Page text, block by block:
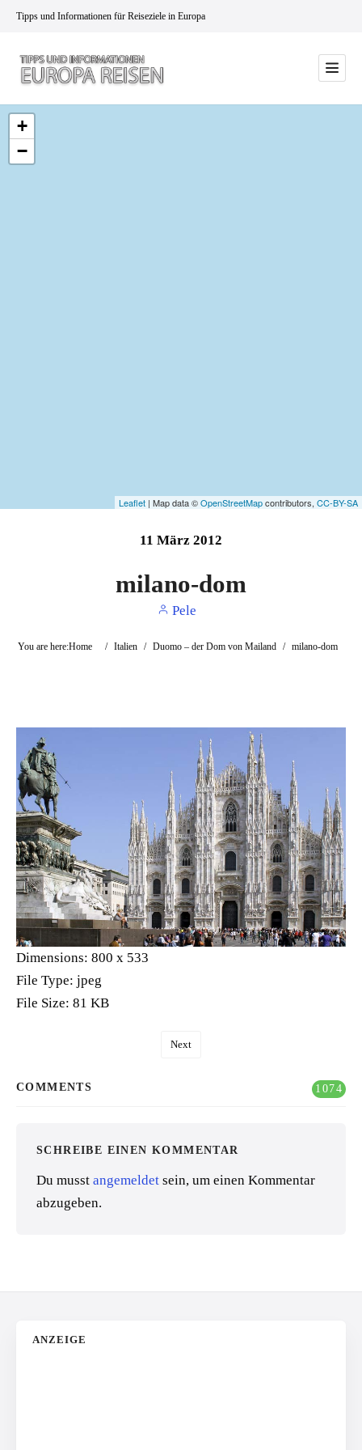
Tipps und Informationen für Reiseziele in Europa
+
−
Leaflet | Map data ©OpenStreetMapcontributors, CC-BY-SA
11 März 2012
milano-dom
Pele
You are here:Home / Italien / Duomo – der Dom von Mailand / milano-dom
Dimensions: 800 x 533
File Type: jpeg
File Size: 81 KB
Next
COMMENTS 1074
SCHREIBE EINEN KOMMENTAR
Du musst angemeldet sein, um einen Kommentar
abzugeben.
ANZEIGE